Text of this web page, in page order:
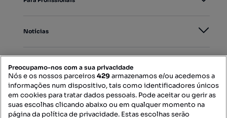
Notícias
Mapa do Site
Preocupamo-nos com a sua privacidade
Nós e os nossos parceiros429armazenamos e/ou acedemos a
informações num dispositivo, tais como identificadores únicos
em cookies para tratar dados pessoais. Pode aceitar ou gerir as
suas escolhas clicando abaixo ou em qualquer momento na
página da política de privacidade. Estas escolhas serão